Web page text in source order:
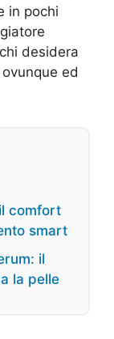
in pochi
desidera
ed
comfort
smart
il
la pelle